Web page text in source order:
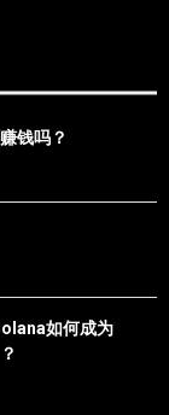
钱吗？
如何成为